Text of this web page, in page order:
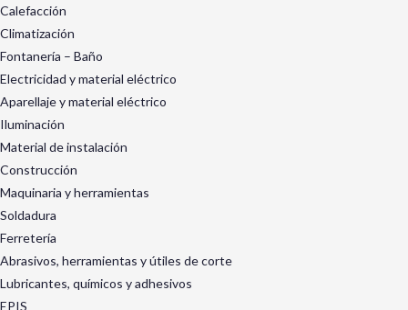
Calefacción
Climatización
Fontanería – Baño
Electricidad y material eléctrico
Aparellaje y material eléctrico
Iluminación
Material de instalación
Construcción
Maquinaria y herramientas
Soldadura
Ferretería
Abrasivos, herramientas y útiles de corte
Lubricantes, químicos y adhesivos
EPIS